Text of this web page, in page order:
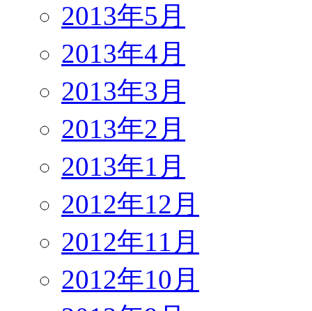
2013年5月
2013年4月
2013年3月
2013年2月
2013年1月
2012年12月
2012年11月
2012年10月